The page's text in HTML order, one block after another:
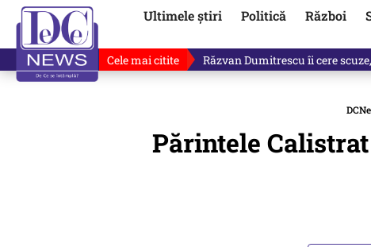
Ultimele știri Politică Război
Cele mai citite „Dacă facem treaba asta, s-a
Părintele